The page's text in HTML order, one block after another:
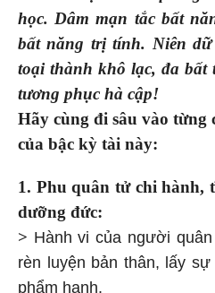
học. Dâm mạn tắc bất
bất năng trị tính. Niên
toại thành khô lạc, đa bất
tương phục hà cập!
Hãy cùng đi sâu vào từng
của bậc kỳ tài này:
1. Phu quân tử chi hành,
dưỡng đức:
> Hành vi của người
rèn luyện bản thân, lấy
phẩm hạnh.